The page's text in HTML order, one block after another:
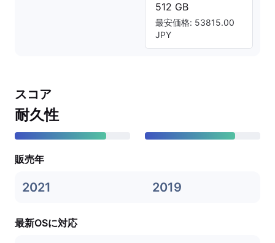
512 GB
最安価格: 53815.00
JPY
スコア
耐久性
販売年
2021 2019
最新OSに対応